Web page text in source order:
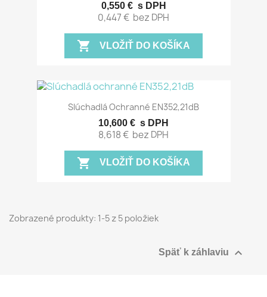
0,550 € s DPH
0,447 € bez DPH
shopping_cart VLOŽIŤ DO KOŠÍKA
Slúchadlá Ochranné EN352,21dB
10,600 € s DPH
8,618 € bez DPH
shopping_cart VLOŽIŤ DO KOŠÍKA
Zobrazené produkty: 1-5 z 5 položiek
Späť k záhlaviu 